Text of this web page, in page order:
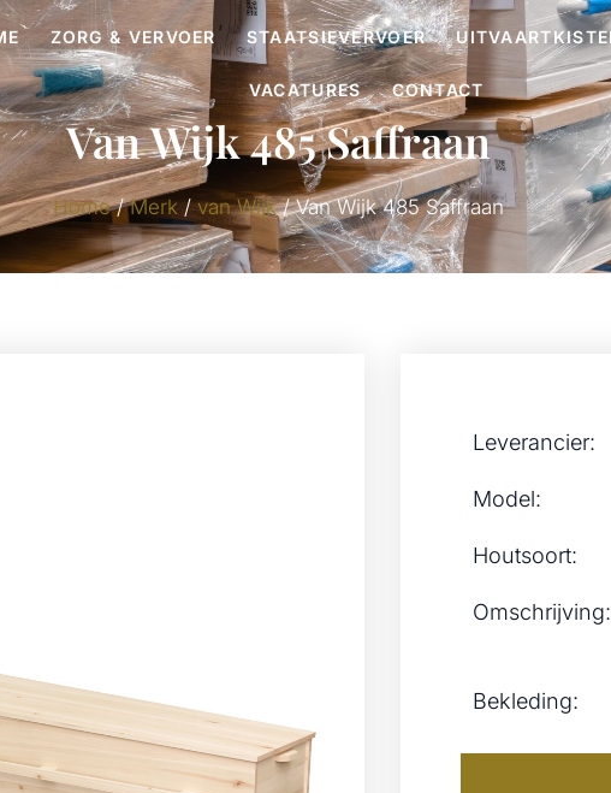
ZORG & VERVOER STAATSIEVERVOER
VACATURES CONTACT
Van Wijk 485 Saffraan
Home/Merk/van Wijk/ Van Wijk 485 Saffraan
Leverancier:
Model:
Houtsoort:
Omschrijving:
Bekleding: